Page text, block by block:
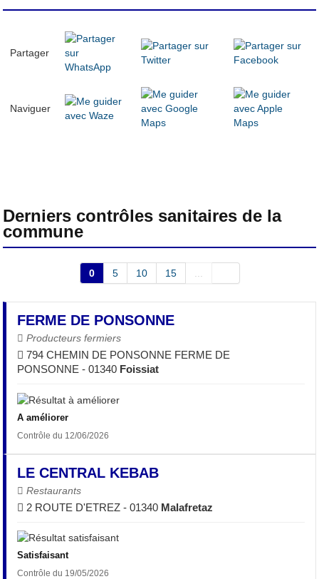
Partager
Naviguer
Derniers contrôles sanitaires de la
commune
0 5 10 15 ...
FERME DE PONSONNE
Producteurs fermiers
794 CHEMIN DE PONSONNE FERME DE
PONSONNE - 01340 Foissiat
A améliorer
Contrôle du 12/06/2026
LE CENTRAL KEBAB
Restaurants
2 ROUTE D'ETREZ - 01340 Malafretaz
Satisfaisant
Contrôle du 19/05/2026